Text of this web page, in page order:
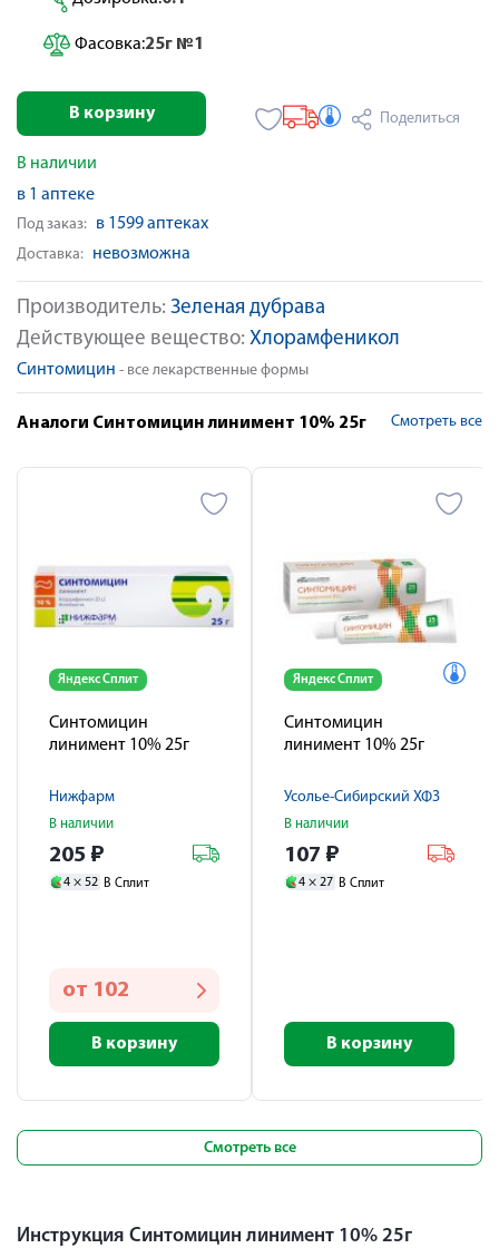
Производитель: Зеленая дубрава
Действующее вещество: Хлорамфеникол
Синтомицин - все лекарственные формы
Фасовка:25г №1
В корзину Поделиться
В наличии
в 1 аптеке
Под заказ: в 1599 аптеках
Доставка: невозможна
Аналоги Синтомицин линимент 10% 25г Смотреть все
Яндекс Сплит
Синтомицин
линимент 10% 25г
Нижфарм
В наличии
205 ₽
4 × 52 В Сплит
от 102
В корзину
Яндекс Сплит
Синтомицин
линимент 10% 25г
Усолье-Сибирский ХФЗ
В наличии
107 ₽
4 × 27 В Сплит
В корзину
Смотреть все
Инструкция Синтомицин линимент 10% 25г